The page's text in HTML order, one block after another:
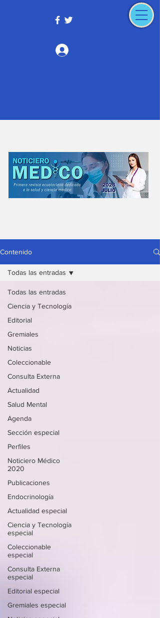
Contenido
Todas las entradas
Ciencia y Tecnología
Editorial
Gremiales
Noticias
Coleccionable
Consulta Externa
Actualidad
Salud Mental
Agenda
Sección especial
Perfiles
Noticiero Médico
2020
Publicaciones
Endocrinología
Actualidad especial
Ciencia y Tecnología
especial
Coleccionable
especial
Consulta Externa
especial
Editorial especial
Gremiales especial
Todas las entradas